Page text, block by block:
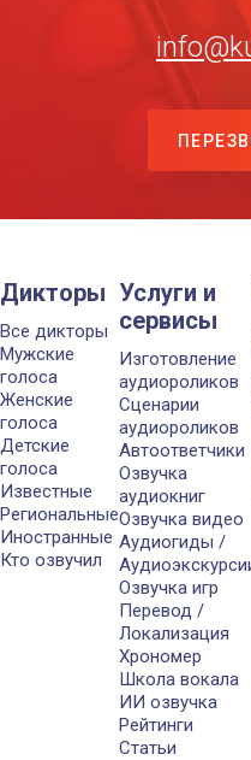
Дикторы
Все дикторы
Мужские
голоса
Женские
голоса
Детские
голоса
Известные
Региональные
Иностранные
Кто озвучил
Услуги и
сервисы
Изготовление
аудиороликов
Сценарии
аудиороликов
Автоответчики
Озвучка
аудиокниг
Озвучка видео
Аудиогиды /
Озвучка игр
Перевод /
Локализация
Хрономер
Школа вокала
ИИ озвучка
Рейтинги
Статьи